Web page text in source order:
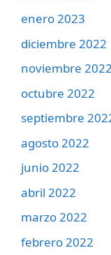
enero 2023
diciembre 2022
noviembre 2022
octubre 2022
septiembre
agosto 2022
junio 2022
abril 2022
marzo 2022
febrero 2022